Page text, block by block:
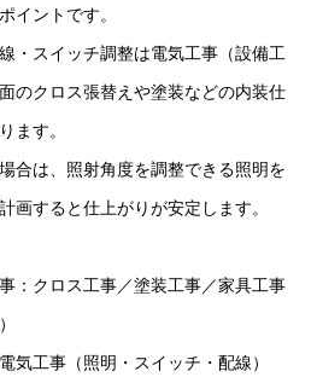
イントです。
・スイッチ調整は電気工事（設備工
のクロス張替えや塗装などの内装仕
ます。
合は、照射角度を調整できる照明を
画すると仕上がりが安定します。
：クロス工事／塗装工事／家具工事
気工事（照明・スイッチ・配線）